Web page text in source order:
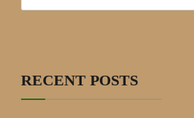
RECENT POSTS